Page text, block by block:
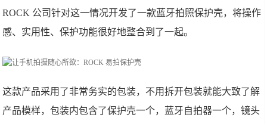
ROCK 公司针对这一情况开发了一款蓝牙拍照保护壳，将操作
感、实用性、保护功能很好地整合到了一起。
这款产品采用了非常务实的包装，不用拆开包装就能大致了解
产品模样，包装内包含了保护壳一个，蓝牙自拍器一个，镜头